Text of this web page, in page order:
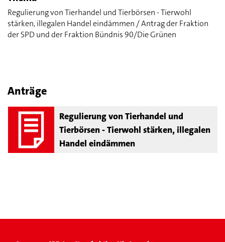
Regulierung von Tierhandel und Tierbörsen - Tierwohl
stärken, illegalen Handel eindämmen / Antrag der Fraktion
der SPD und der Fraktion Bündnis 90/Die Grünen
Anträge
Regulierung von Tierhandel und
Tierbörsen - Tierwohl stärken, illegalen
Handel eindämmen